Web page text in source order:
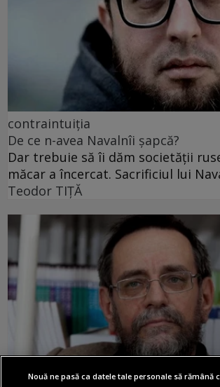
contraintuiția
De ce n-avea Navalnîi șapcă?
Dar trebuie să îi dăm societății
măcar a încercat. Sacrificiul lui
Teodor TIŢĂ
Nouă ne pasă ca datele tale personale să rămână